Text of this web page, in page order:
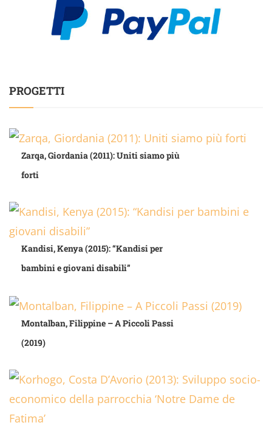
PROGETTI
Zarqa, Giordania (2011): Uniti siamo più
forti
Kandisi, Kenya (2015): “Kandisi per
bambini e giovani disabili”
Montalban, Filippine – A Piccoli Passi
(2019)